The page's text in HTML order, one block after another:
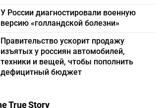
У России диагностировали военную
версию «голландской болезни»
Правительство ускорит продажу
изъятых у россиян автомобилей,
техники и вещей, чтобы пополнить
дефицитный бюджет